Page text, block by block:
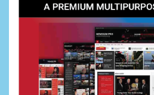
NEWS
Puadi:
Harus
Era Digital,
NEWS